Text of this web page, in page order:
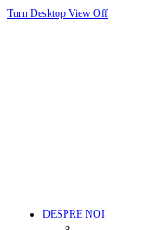
Turn Desktop View Off
DESPRE NOI